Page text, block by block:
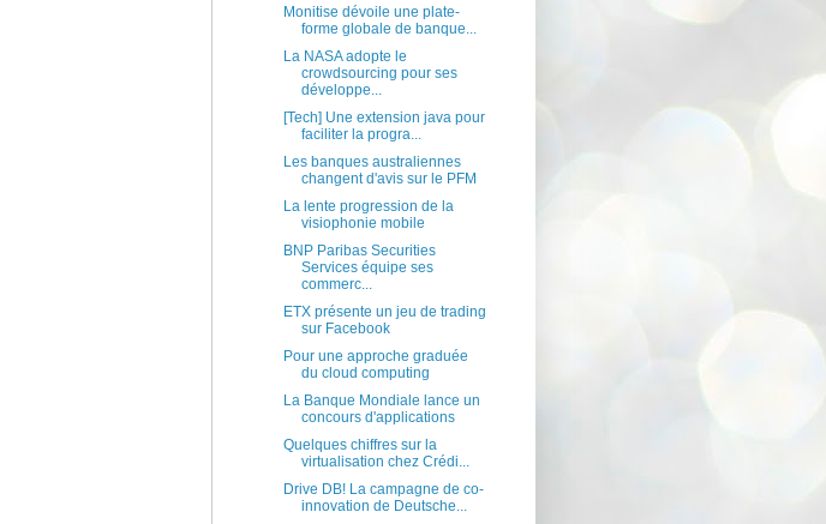
Monitise dévoile une plate-
forme globale de banque...
La NASA adopte le
crowdsourcing pour ses
développe...
[Tech] Une extension java pour
faciliter la progra...
Les banques australiennes
changent d'avis sur le PFM
La lente progression de la
visiophonie mobile
BNP Paribas Securities
Services équipe ses
commerc...
ETX présente un jeu de trading
sur Facebook
Pour une approche graduée
du cloud computing
La Banque Mondiale lance un
concours d'applications
Quelques chiffres sur la
virtualisation chez Crédi...
Drive DB! La campagne de co-
innovation de Deutsche...